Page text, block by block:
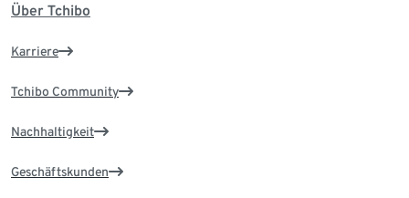
Über Tchibo
Karriere
Tchibo Community
Nachhaltigkeit
Geschäftskunden